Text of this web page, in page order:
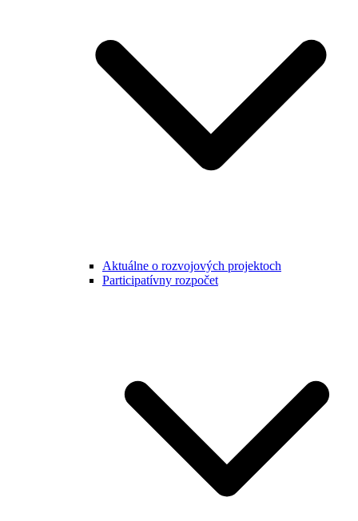
Aktuálne o rozvojových projektoch
Participatívny rozpočet